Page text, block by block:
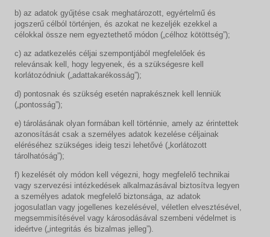
b) az adatok gyűjtése csak meghatározott, egyértelmű és
jogszerű célból történjen, és azokat ne kezeljék ezekkel a
célokkal össze nem egyeztethető módon („célhoz kötöttség”);
c) az adatkezelés céljai szempontjából megfelelőek és
relevánsak kell, hogy legyenek, és a szükségesre kell
korlátozódniuk („adattakarékosság”);
d) pontosnak és szükség esetén naprakésznek kell lenniük
(„pontosság”);
e) tárolásának olyan formában kell történnie, amely az érintettek
azonosítását csak a személyes adatok kezelése céljainak
eléréséhez szükséges ideig teszi lehetővé („korlátozott
tárolhatóság”);
f) kezelését oly módon kell végezni, hogy megfelelő technikai
vagy szervezési intézkedések alkalmazásával biztosítva legyen
a személyes adatok megfelelő biztonsága, az adatok
jogosulatlan vagy jogellenes kezelésével, véletlen elvesztésével,
megsemmisítésével vagy károsodásával szembeni védelmet is
ideértve („integritás és bizalmas jelleg”).